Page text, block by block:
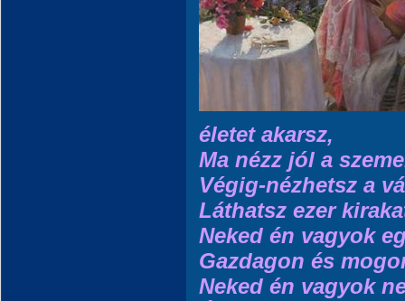
életet akarsz,
Ma nézz jól a
Végig-nézhetsz a
Láthatsz ezer
Neked én vagyok
Gazdagon és
Neked én vagyok